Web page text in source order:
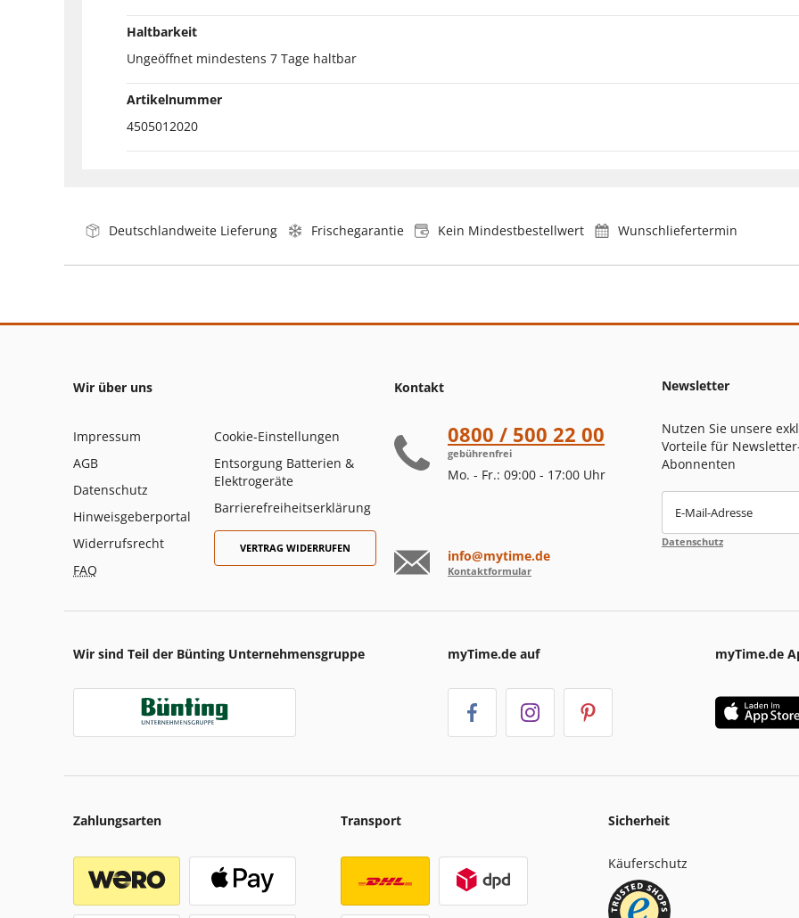
Haltbarkeit
Ungeöffnet mindestens 7 Tage haltbar
Artikelnummer
4505012020
Deutschlandweite Lieferung Frischegarantie Kein Mindestbestellwert Wunschliefertermin
Wir über uns
Impressum
AGB
Datenschutz
Hinweisgeberportal
Widerrufsrecht
FAQ
Cookie-Einstellungen
Entsorgung Batterien &
Elektrogeräte
Barrierefreiheitserklärung
VERTRAG WIDERRUFEN
Kontakt
0800 / 500 22 00
gebührenfrei
Mo. - Fr.: 09:00 - 17:00 Uhr
info@mytime.de
Kontaktformular
Newsletter
Nutzen Sie unsere
Vorteile für
Abonnenten
E-Mail-Adresse
Datenschutz
Wir sind Teil der Bünting Unternehmensgruppe myTime.de auf myTime.de
Zahlungsarten Transport Sicherheit
Käuferschutz